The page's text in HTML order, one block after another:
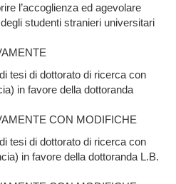
l’accoglienza ed agevolare
studenti stranieri universitari
tesi di dottorato di ricerca con
in favore della dottoranda
CON MODIFICHE
tesi di dottorato di ricerca con
in favore della dottoranda L.B.